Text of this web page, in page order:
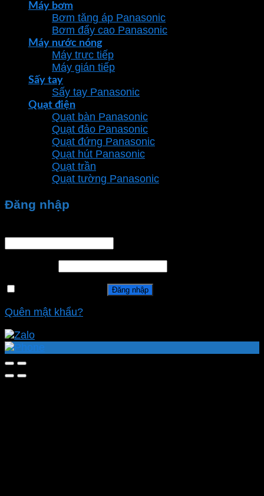
Máy bơm
Bơm tăng áp Panasonic
Bơm đẩy cao Panasonic
Máy nước nóng
Máy trực tiếp
Máy gián tiếp
Sấy tay
Sấy tay Panasonic
Quạt điện
Quạt bàn Panasonic
Quạt đảo Panasonic
Quạt đứng Panasonic
Quạt hút Panasonic
Quạt trần
Quạt tường Panasonic
Đăng nhập
Đăng nhập
Quên mật khẩu?